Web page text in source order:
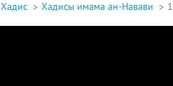
Хадис Хадисы имама ан-Навави